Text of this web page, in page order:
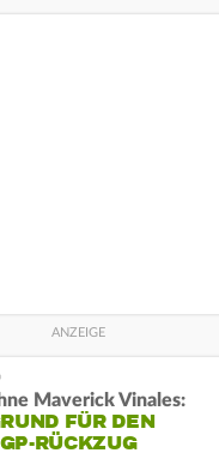
Maverick Vinales:
FÜR DEN
RÜCKZUG